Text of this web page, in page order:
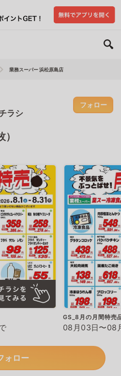
業務スーパー 浜松原島店
ラシ
フォロー
GS_8月の月間特売
08月03日〜08
ォロー